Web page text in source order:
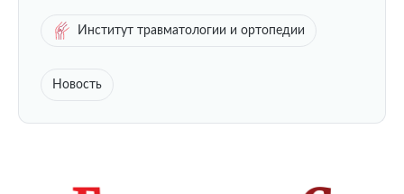
Институт травматологии и ортопедии
Новость